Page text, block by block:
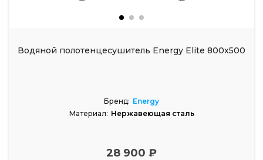
Водяной полотенцесушитель Energy Elite 800x500
Бренд: Energy
Материал: Нержавеющая сталь
28 900 ₽